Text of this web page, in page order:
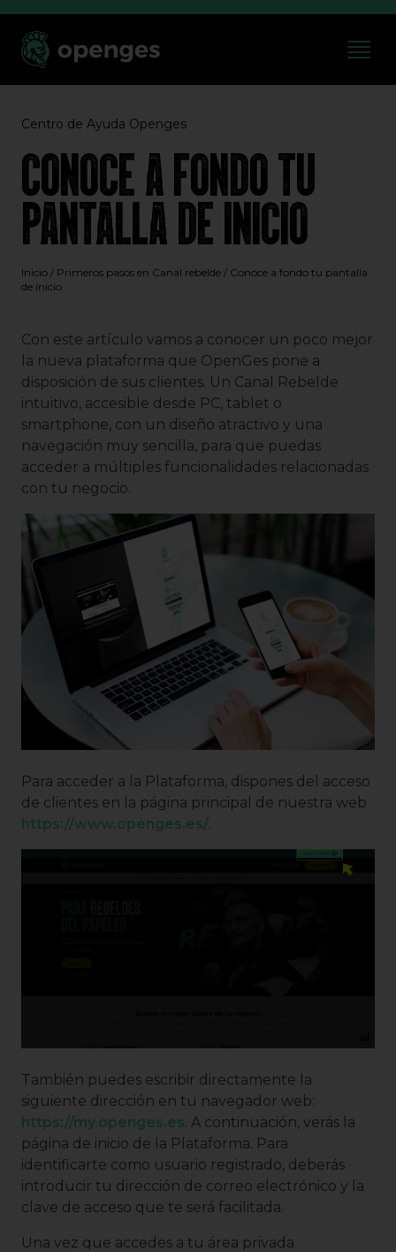
Centro de Ayuda Openges
CONOCE A FONDO TU
PANTALLA DE INICIO
Inicio / Primeros pasos en Canal rebelde / Conoce a fondo tu pantalla
de inicio
Con este artículo vamos a conocer un poco mejor
la nueva plataforma que OpenGes pone a
disposición de sus clientes. Un Canal Rebelde
intuitivo, accesible desde PC, tablet o
smartphone, con un diseño atractivo y una
navegación muy sencilla, para que puedas
acceder a múltiples funcionalidades relacionadas
con tu negocio.
Para acceder a la Plataforma, dispones del acceso
de clientes en la página principal de nuestra web
https://www.openges.es/.
También puedes escribir directamente la
siguiente dirección en tu navegador web:
https://my.openges.es. A continuación, verás la
página de inicio de la Plataforma. Para
identificarte como usuario registrado, deberás
introducir tu dirección de correo electrónico y la
clave de acceso que te será facilitada.
Una vez que accedes a tu área privada